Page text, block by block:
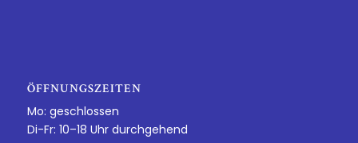
ÖFFNUNGSZEITEN
Mo: geschlossen
Di-Fr: 10–18 Uhr durchgehend